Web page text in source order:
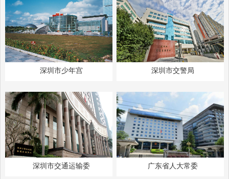
深圳市少年宫 深圳市交警局
深圳市交通运输委 广东省人大常委